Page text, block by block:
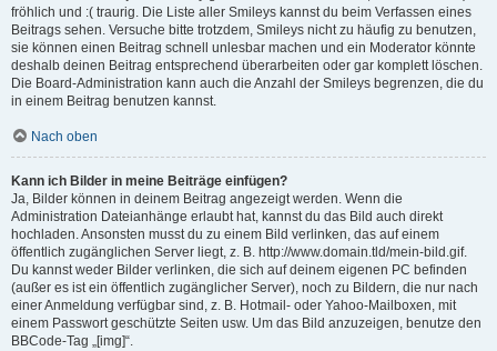
fröhlich und :( traurig. Die Liste aller Smileys kannst du beim Verfassen eines
Beitrags sehen. Versuche bitte trotzdem, Smileys nicht zu häufig zu benutzen,
sie können einen Beitrag schnell unlesbar machen und ein Moderator könnte
deshalb deinen Beitrag entsprechend überarbeiten oder gar komplett löschen.
Die Board-Administration kann auch die Anzahl der Smileys begrenzen, die du
in einem Beitrag benutzen kannst.
Nach oben
Kann ich Bilder in meine Beiträge einfügen?
Ja, Bilder können in deinem Beitrag angezeigt werden. Wenn die
Administration Dateianhänge erlaubt hat, kannst du das Bild auch direkt
hochladen. Ansonsten musst du zu einem Bild verlinken, das auf einem
öffentlich zugänglichen Server liegt, z. B. http://www.domain.tld/mein-bild.gif.
Du kannst weder Bilder verlinken, die sich auf deinem eigenen PC befinden
(außer es ist ein öffentlich zugänglicher Server), noch zu Bildern, die nur nach
einer Anmeldung verfügbar sind, z. B. Hotmail- oder Yahoo-Mailboxen, mit
einem Passwort geschützte Seiten usw. Um das Bild anzuzeigen, benutze den
BBCode-Tag „[img]“.